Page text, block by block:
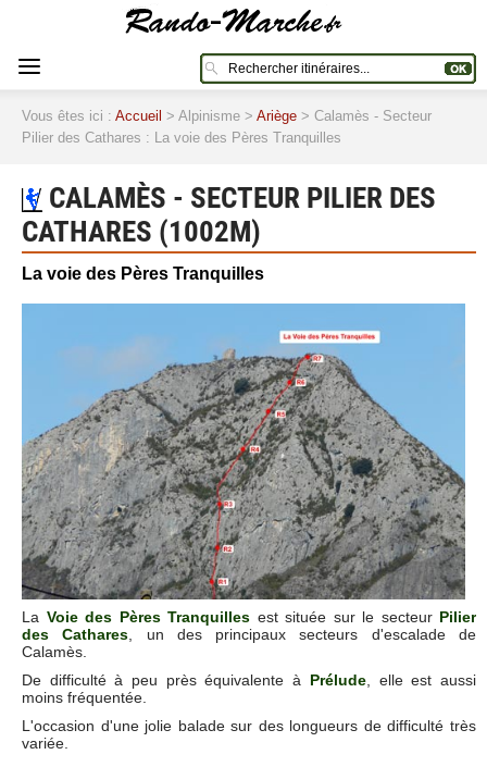
Vous êtes ici : Accueil > Alpinisme > Ariège > Calamès - Secteur
Pilier des Cathares : La voie des Pères Tranquilles
CALAMÈS - SECTEUR PILIER DES
CATHARES (1002M)
La voie des Pères Tranquilles
La Voie des Pères Tranquilles est située sur le secteur Pilier
des Cathares , un des principaux secteurs d'escalade de
Calamès.
De difficulté à peu près équivalente à Prélude, elle est aussi
moins fréquentée.
L'occasion d'une jolie balade sur des longueurs de difficulté très
variée.